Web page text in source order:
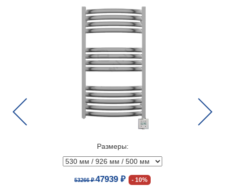
Размеры:
53266 ₽47939 ₽ 10%